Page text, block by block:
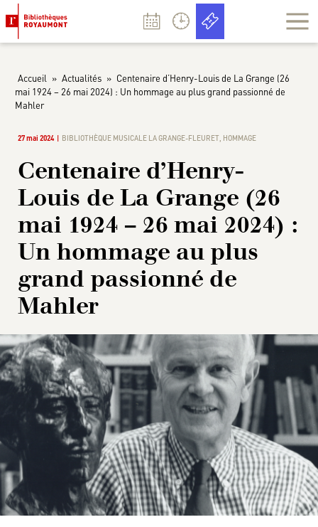
Accueil » Actualités » Centenaire d’Henry-Louis de La Grange (26
mai 1924 – 26 mai 2024) : Un hommage au plus grand passionné de
Mahler
27 mai 2024 BIBLIOTHÈQUE MUSICALE LA GRANGE-FLEURET HOMMAGE
Centenaire d’Henry-
Louis de La Grange (26
mai 1924 – 26 mai 2024) :
Un hommage au plus
grand passionné de
Mahler
Panneau de gestion des cookies